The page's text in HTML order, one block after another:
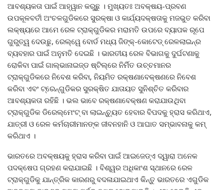
ଆବଶ୍ୟକତା ପାଇଁ ଆହ୍ୱାନ କରୁଛୁ । ମୁଖ୍ୟତଃ ଅବକ୍ଷୟ-ପ୍ରବଣ
ଉପକୂଳବର୍ତୀ ଅଂଚଳଗୁଡିକରେ ସୁରକ୍ଷା ଓ କାର୍ଯ୍ୟଦକ୍ଷତାକୁ ମଜଭୁତ କରିବା
ଲକ୍ଷ୍ୟରେ ଆମେ ରେଳ ଟ୍ରାକ୍‌ଗୁଡିକର ମରାମତି ଉପରେ ବ୍ୟାପକ ରୂପେ
ଗୁରୁତ୍ୱ ଦେଉଛୁ, ରେଲ୍‌ୱେ ବୋର୍ଡ ମଧ୍ୟ ଜିଙ୍କ୍‌-କୋଟେଡ୍ ରେଳଲାଇନ୍‌ର
ବ୍ୟବହାର ପାଇଁ ଅନୁମତି ଦେଇଛି । ଭାରତୀୟ ରେଳ ବିଭାଗକୁ ଦୁର୍ଘଟଣାକୁ
ରୋକିବା ପାଇଁ ଗାଲ୍‌ଭାନାଇଜ୍‌ଡ ଷ୍ଟିଲ୍‌ରେ ନିର୍ମିତ ଉଚ୍ଚମାନର
ଟ୍ରାକ୍‌ଗୁଡିକରେ ନିବେଶ କରିବା, ନିୟମିତ ରକ୍ଷଣାବେକ୍ଷଣରେ ନିବେଶ
କରିବା ଏବଂ ଟ୍ରେନ୍‌ଗୁଡିକର ସୁରକ୍ଷିତ ଯାତାୟତ ସୁନିଶ୍ଚିତ କରିବାର
ଆବଶ୍ୟକତା ରହିଛି । ଭଲ ଭାବେ ରକ୍ଷଣାବେକ୍ଷଣ କରାଯାଉଥିବା
ଟ୍ରାକ୍‌ଗୁଡିକ ଡିରେଲ୍‌ମେଂଟ୍ ବା ଲାଇନ୍‌ଚ୍ୟୁତ ହେବାର ବିପଦକୁ ହ୍ରାସ କରିଥାଏ,
ଯାତ୍ରୀ ଓ ରେଳ କର୍ମଚାରୀମାନଙ୍କ ଜୀବନହାନି ଓ ଆଘାତ ସମ୍ଭାବନାକୁ କମ୍
କରିଥାଏ ।
ଭାରତରେ ଅବକ୍ଷୟକୁ ହ୍ରାସ କରିବା ପାଇଁ ଆଇଜେଡ୍‌ଏ ଦ୍ୱାରା ଅନେକ
ପଦକ୍ଷେପ ଗ୍ରହଣ କରାଯାଇଛି । ବିଶ୍ୱର ଅଧିକାଂଶ ସ୍ଥାନରେ ରେଳ
ଟ୍ରାକ୍‌ଗୁଡିକୁ ଯାନ୍ତ୍ରିକ କାରଣରୁ ବଦଳାଯାଇଥାଏ କିନ୍ତୁ ଭାରତରେ ଏଗୁଡିକ